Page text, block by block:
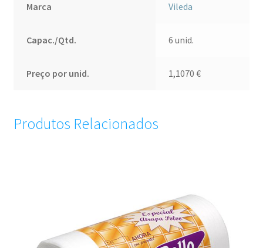
Marca Vileda
Capac./Qtd. 6 unid.
Preço por unid. 1,1070€
Produtos Relacionados